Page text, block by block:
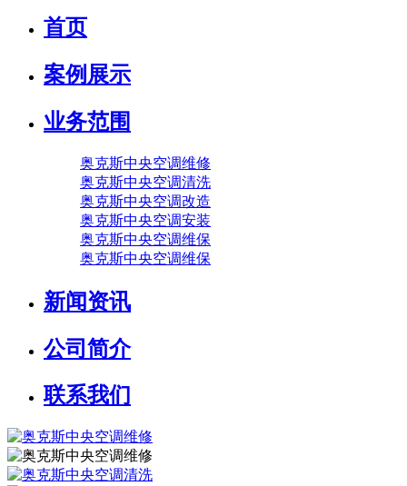
首页
案例展示
业务范围
奥克斯中央空调维修
奥克斯中央空调清洗
奥克斯中央空调改造
奥克斯中央空调安装
奥克斯中央空调维保
奥克斯中央空调维保
新闻资讯
公司简介
联系我们